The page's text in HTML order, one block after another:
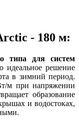
- 180 м:
типа для систем
идеальное решение
в зимний период.
м при напряжении
образование
и водостоках,